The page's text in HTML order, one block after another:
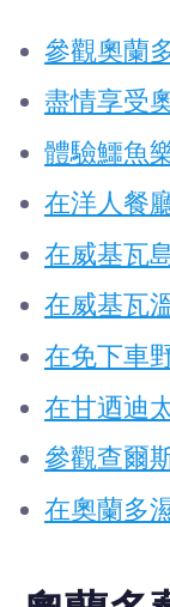
參觀奧蘭
盡情享受
體驗鱷魚
在洋人餐
在威基瓦
在威基瓦
在免下車
在甘迺迪
參觀查爾
在奧蘭多